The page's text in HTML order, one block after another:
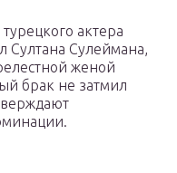
актера
Султана Сулеймана,
женой
брак не затмил